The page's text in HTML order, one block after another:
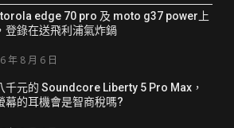
edge 70 pro 及 moto g37 power上
登錄在送飛利浦氣炸鍋
年 8 月 6 日
千元的 Soundcore Liberty 5 Pro Max，
幕的耳機會是智商稅嗎?